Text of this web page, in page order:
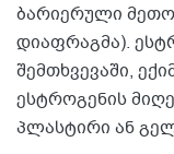
ბარიერული
დიაფრაგმა).
შემთხვევაში,
ესტროგენის
პლასტირი ან